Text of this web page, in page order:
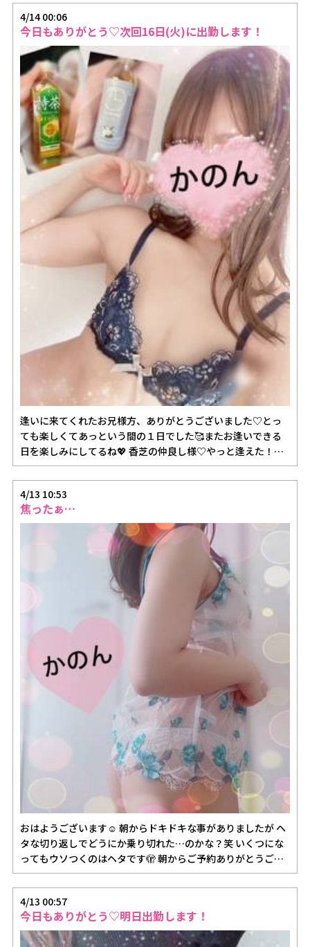
4/14 00:06
今日もありがとう♡次回16日(火)に出勤します！
逢いに来てくれたお兄様方、ありがとうございました♡とっ
ても楽しくてあっという間の１日でした🥰またお逢いできる
日を楽しみにしてるね💖 香芝の仲良し様♡やっと逢えた！の
ぎゅーがめっ…
4/13 10:53
焦ったぁ…
おはようございます☺️ 朝からドキドキな事がありましたが ヘ
タな切り返しでどうにか乗り切れた…のかな？笑 いくつにな
ってもウソつくのはヘタです🫣 朝からご予約ありがとうご
ざ…
4/13 00:57
今日もありがとう♡明日出勤します！